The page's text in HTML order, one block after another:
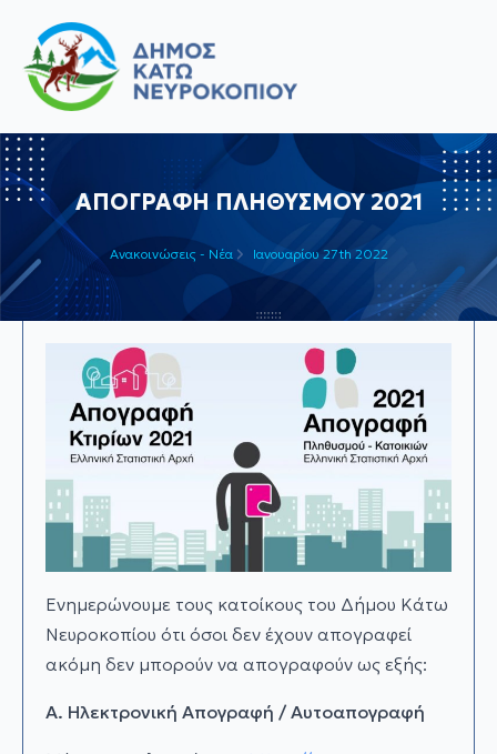
ΑΠΟΓΡΑΦΗ ΠΛΗΘΥΣΜΟΥ 2021
Ανακοινώσεις - Νέα Ιανουαρίου 27th 2022
Ενημερώνουμε τους κατοίκους του Δήμου Κάτω
Νευροκοπίου ότι όσοι δεν έχουν απογραφεί
ακόμη δεν μπορούν να απογραφούν ως εξής:
Α. Ηλεκτρονική Απογραφή / Αυτοαπογραφή